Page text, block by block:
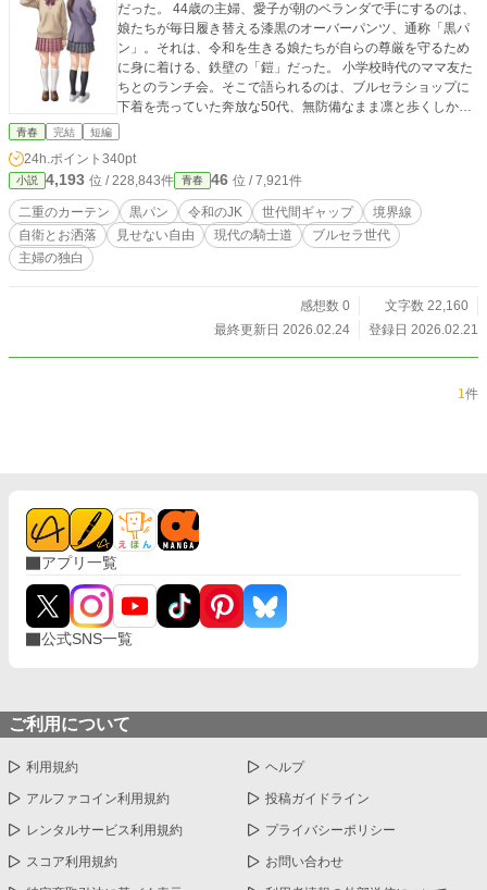
だった。 44歳の主婦、愛子が朝のベランダで手にするのは、
娘たちが毎日履き替える漆黒のオーバーパンツ、通称「黒パ
ン」。それは、令和を生きる娘たちが自らの尊厳を守るため
に身に着ける、鉄壁の「鎧」だった。 小学校時代のママ友た
ちとのランチ会。そこで語られるのは、ブルセラショップに
下着を売っていた奔放な50代、無防備なまま凛と歩くしかな
かった40代、そして「見せないこと」に命を懸ける10代の、
父、生徒の背後に立たないよう神経を削る教師……。 一枚の
黒い布を通して浮き彫りになる、現代社会の歪さと、その根
底にある不器用なまでの「優しさ」。 ベランダに干された黒
いカーテンの向こう側に、あなたは何を見ますか？
青春 完結 短編
24h.ポイント 340pt
小説 4,193 位 / 228,843件 青春 46 位 / 7,921件
二重のカーテン 黒パン 令和のJK 世代間ギャップ
境界線
自衛とお洒落
見せない自由 現代の騎士道
ブルセラ世代
主婦の独白
感想数 0
文字数 22,160
最終更新日 2026.02.24
登録日 2026.02.21
1件
アプリ一覧
公式SNS一覧
ご利用について
利用規約 ヘルプ
アルファコイン利用規約 投稿ガイドライン
レンタルサービス利用規約 プライバシーポリシー
スコア利用規約 お問い合わせ